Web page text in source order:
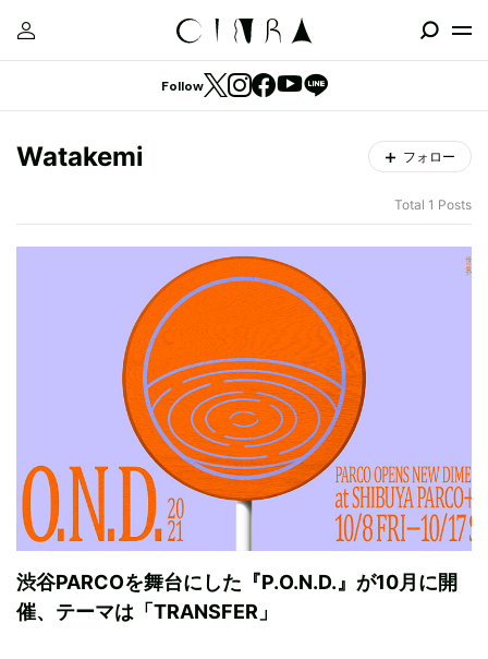
Follow
Watakemi フォロー
Total 1 Posts
渋谷PARCOを舞台にした『P.O.N.D.』が10月に開
催、テーマは「TRANSFER」